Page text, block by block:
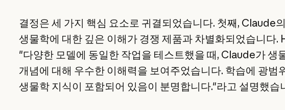
결정은 세 가지 핵심 요소로 귀결되었습니다. 첫째, Claude의
생물학에 대한 깊은 이해가 경쟁 제품과 차별화되었습니다.
"다양한 모델에 동일한 작업을 테스트했을 때, Claude가 생
개념에 대해 우수한 이해력을 보여주었습니다. 학습에 광범
생물학 지식이 포함되어 있음이 분명합니다."라고 설명했습